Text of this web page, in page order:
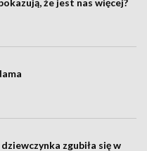
że jest nas więcej?
zgubiła się w